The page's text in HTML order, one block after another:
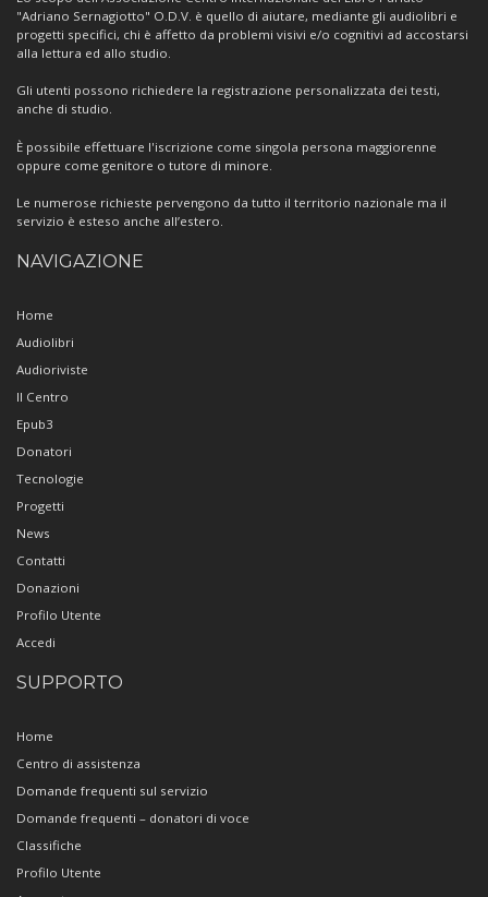
"Adriano Sernagiotto" O.D.V. è quello di aiutare, mediante gli audiolibri e
progetti specifici, chi è affetto da problemi visivi e/o cognitivi ad accostarsi
alla lettura ed allo studio.
Gli utenti possono richiedere la registrazione personalizzata dei testi,
anche di studio.
È possibile effettuare l'iscrizione come singola persona maggiorenne
oppure come genitore o tutore di minore.
Le numerose richieste pervengono da tutto il territorio nazionale ma il
servizio è esteso anche all’estero.
NAVIGAZIONE
Home
Audiolibri
Audioriviste
Il Centro
Epub3
Donatori
Tecnologie
Progetti
News
Contatti
Donazioni
Profilo Utente
Accedi
SUPPORTO
Home
Centro di assistenza
Domande frequenti sul servizio
Domande frequenti – donatori di voce
Classifiche
Profilo Utente